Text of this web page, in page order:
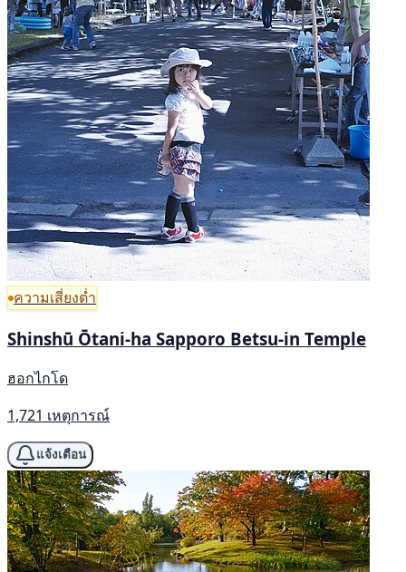
ความเสี่ยงต่ำ
Shinshū Ōtani-ha Sapporo Betsu-in Temple
ฮอกไกโด
1,721 เหตุการณ์
แจ้งเตือน